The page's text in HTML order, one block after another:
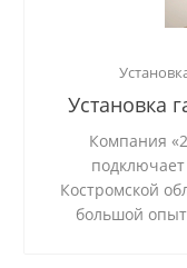
Установка
Компания
Костромской
большой